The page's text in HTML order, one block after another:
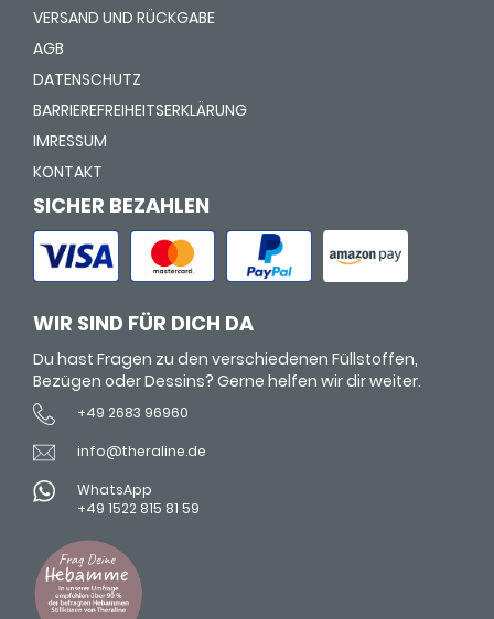
VERSAND UND RÜCKGABE
AGB
DATENSCHUTZ
BARRIEREFREIHEITSERKLÄRUNG
IMRESSUM
KONTAKT
SICHER BEZAHLEN
WIR SIND FÜR DICH DA
Du hast Fragen zu den verschiedenen Füllstoffen,
Bezügen oder Dessins? Gerne helfen wir dir weiter.
+49 2683 96960
info@theraline.de
WhatsApp
+49 1522 815 81 59